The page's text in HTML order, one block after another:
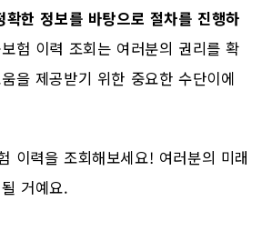
확한 정보를 바탕으로 절차를 진행하
험 이력 조회는 여러분의 권리를 확
을 제공받기 위한 중요한 수단이에
이력을 조회해보세요! 여러분의 미래
거예요.